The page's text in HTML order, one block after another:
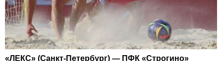
«ЛЕКС» (Санкт-Петербург) — ПФК «Строгино»